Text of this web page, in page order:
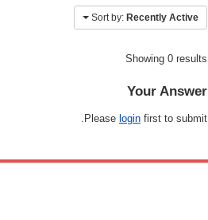
Sort by: Recently Active
Showing 0 results
Your Answer
Please login first to submit.